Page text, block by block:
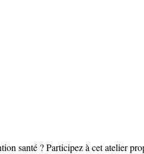
santé ? Participez à cet atelier